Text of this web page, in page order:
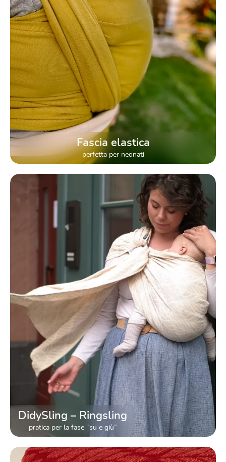
Fascia elastica
perfetta per neonati
DidySling – Ringsling pratica per la fase “su e giù”
DidySling – Ringsling
pratica per la fase “su e giù”
Guida alle taglie trova la misura di fascia giusta